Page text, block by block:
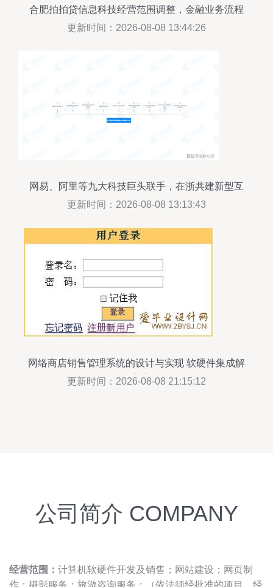
合肥拍拍贷信息科技经营范围调整，金融业务流程
外包等业务被移除
更新时间：2026-08-08 13:44:26
网易、阿里等九大科技巨头联手，在浙共建新型互
联网交换中心
更新时间：2026-08-08 13:13:43
网络商店销售管理系统的设计与实现 软硬件集成解
决方案
更新时间：2026-08-08 21:15:12
公司简介 COMPANY
经营范围： 计算机软硬件开发及销售；网站建设；网页制
作；摄影服务；旅游咨询服务；（依法须经批准的项目，经